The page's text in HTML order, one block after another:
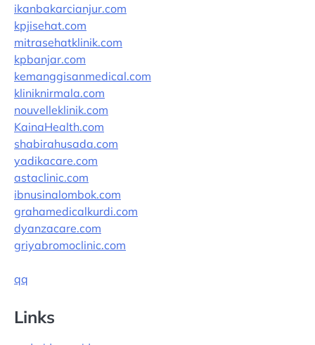
ikanbakarcianjur.com
kpjisehat.com
mitrasehatklinik.com
kpbanjar.com
kemanggisanmedical.com
kliniknirmala.com
nouvelleklinik.com
KainaHealth.com
shabirahusada.com
yadikacare.com
astaclinic.com
ibnusinalombok.com
grahamedicalkurdi.com
dyanzacare.com
griyabromoclinic.com
qq
Links